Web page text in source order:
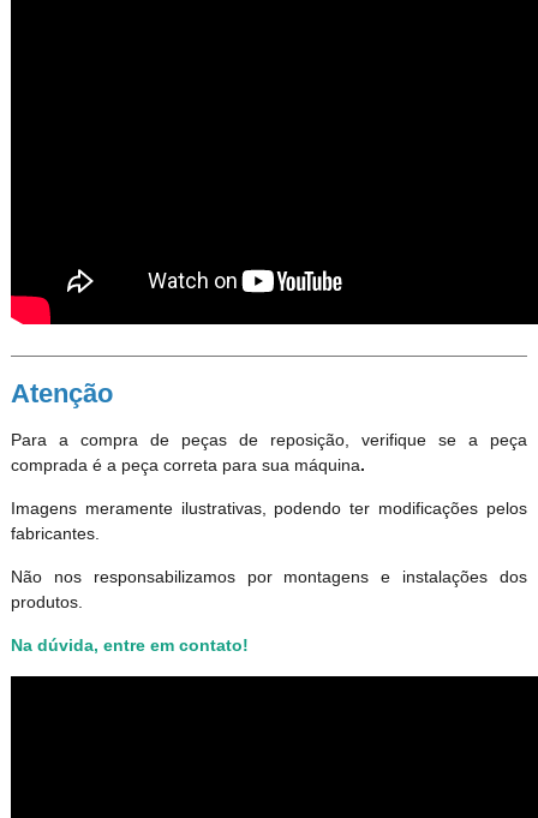
Atenção
Para a compra de peças de reposição, verifique se a peça
comprada é a peça correta para sua máquina.
Imagens meramente ilustrativas, podendo ter modificações pelos
fabricantes.
Não nos responsabilizamos por montagens e instalações dos
produtos.
Na dúvida, entre em contato!